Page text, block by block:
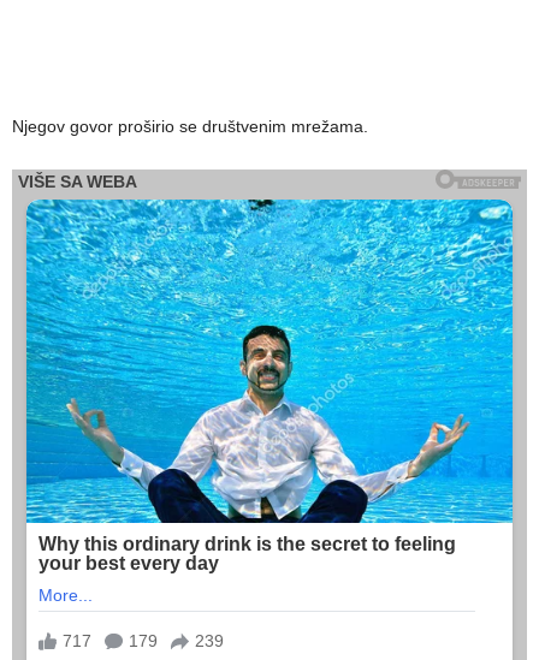
Njegov govor proširio se društvenim mrežama.